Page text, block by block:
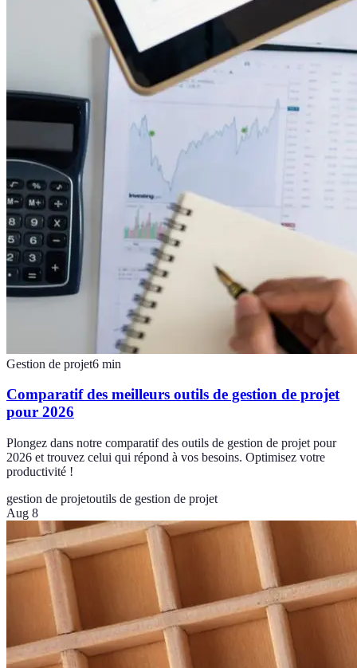
Gestion de projet6 min
Comparatif des meilleurs outils de gestion de projet
pour 2026
Plongez dans notre comparatif des outils de gestion de projet pour
2026 et trouvez celui qui répond à vos besoins. Optimisez votre
productivité !
gestion de projetoutils de gestion de projet
Aug 8